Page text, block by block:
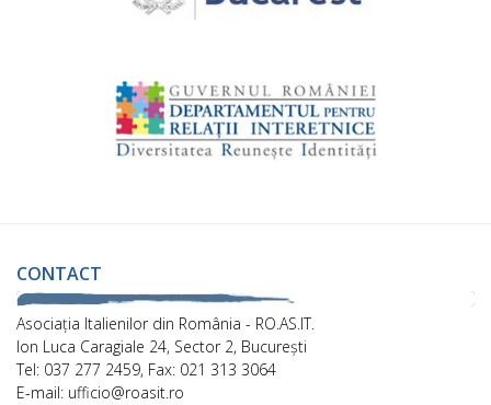
CONTACT
Asociaţia Italienilor din România - RO.AS.IT.
Ion Luca Caragiale 24, Sector 2, București
Tel: 037 277 2459, Fax: 021 313 3064
E-mail: ufficio@roasit.ro